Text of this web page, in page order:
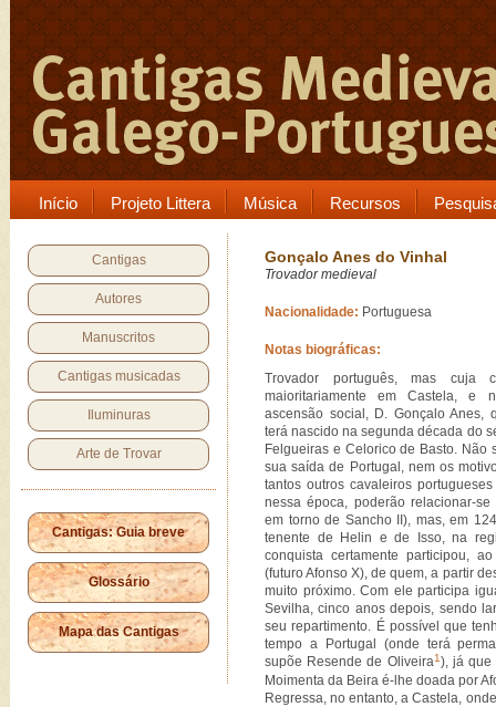
Início Projeto Littera Música Recursos
Cantigas
Autores
Manuscritos
Cantigas musicadas
Iluminuras
Arte de Trovar
Cantigas: Guia breve
Glossário
Mapa das Cantigas
Gonçalo Anes do Vinhal
Trovador medieval
Nacionalidade: Portuguesa
Notas biográficas:
Trovador português, mas cuja
maioritariamente em Castela, e
ascensão social, D. Gonçalo Anes,
terá nascido na segunda década do
Felgueiras e Celorico de Basto. Não
sua saída de Portugal, nem os
tantos outros cavaleiros
nessa época, poderão relacionar-
em torno de Sancho II), mas, em
tenente de Helin e de Isso, na
conquista certamente participou,
(futuro Afonso X), de quem, a partir
muito próximo. Com ele participa
Sevilha, cinco anos depois, sendo
seu repartimento. É possível que
tempo a Portugal (onde terá
supõe Resende de Oliveira1), já que
Moimenta da Beira é-lhe doada por
Regressa, no entanto, a Castela,